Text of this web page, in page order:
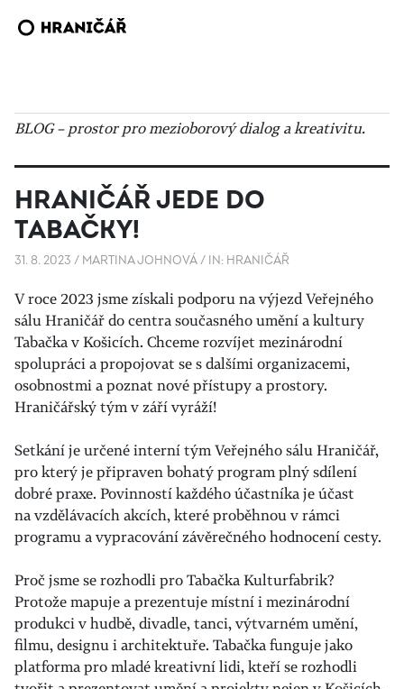
BLOG – prostor pro mezioborový dialog a kreativitu.
HRANIČÁŘ JEDE DO
TABAČKY!
31. 8. 2023 / MARTINA JOHNOVÁ/ IN: HRANIČÁŘ
V roce 2023 jsme získali podporu na výjezd Veřejného
sálu Hraničář do centra současného umění a kultury
Tabačka v Košicích. Chceme rozvíjet mezinárodní
spolupráci a propojovat se s dalšími organizacemi,
osobnostmi a poznat nové přístupy a prostory.
Hraničářský tým v září vyráží!
Setkání je určené interní tým Veřejného sálu Hraničář,
pro který je připraven bohatý program plný sdílení
dobré praxe. Povinností každého účastníka je účast
na vzdělávacích akcích, které proběhnou v rámci
programu a vypracování závěrečného hodnocení cesty.
Proč jsme se rozhodli pro Tabačka Kulturfabrik?
Protožemapuje a prezentuje místní i mezinárodní
produkci v hudbě, divadle, tanci, výtvarném umění,
filmu, designu i architektuře. Tabačka funguje jako
platforma pro mladé kreativní lidi, kteří se rozhodli